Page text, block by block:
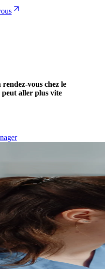
vous chez le
peut aller plus vite